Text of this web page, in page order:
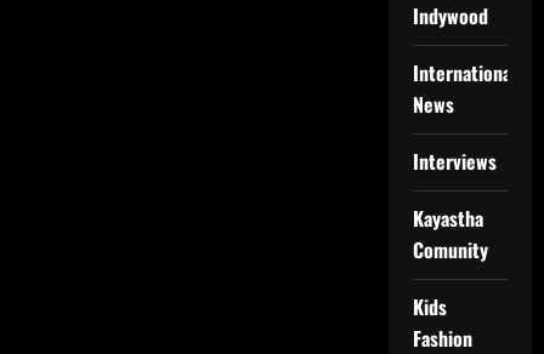
Indywood
International
News
Interviews
Kayastha
Comunity
Kids
Fashion